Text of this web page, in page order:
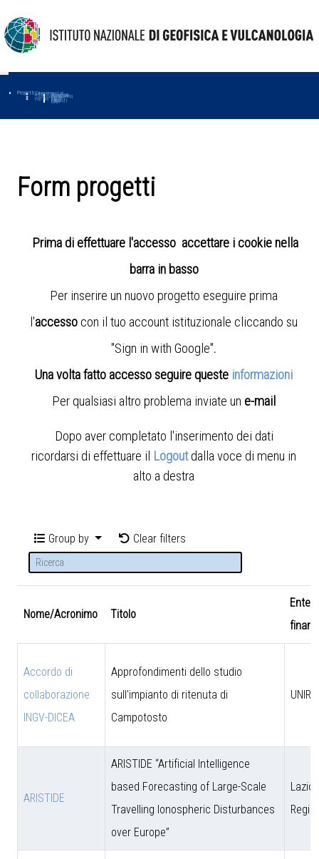
Progetti
Progetti Dipartimentali
AmbienteAmused
Macmap
Tropomag
TerremotiFurther
Muse
Vulcani First
Impact
Love-cf
Uno
Form progetti
Prima di effettuare l'accesso accettare i cookie nella
barra in basso
Per inserire un nuovo progetto eseguire prima
l'accesso con il tuo account istituzionale cliccando su
"Sign in with Google".
Una volta fatto accesso seguire queste informazioni
Per qualsiasi altro problema inviate un e-mail
Dopo aver completato l'inserimento dei dati
ricordarsi di effettuare il Logout dalla voce di menu in
alto a destra
Group by Clear filters
Nome/Acronimo Titolo
Ente
Accordo di
collaborazione
INGV-DICEA
Approfondimenti dello studio
sull'impianto di ritenuta di
Campotosto
ARISTIDE
ARISTIDE “Artificial Intelligence
based Forecasting of Large-Scale
Travelling Ionospheric Disturbances
over Europe”
Lazio